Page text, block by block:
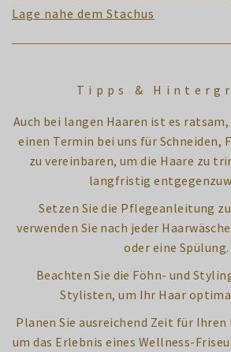
Lage nahe dem Stachus
Tipps &
Auch bei langen Haaren ist es
einen Termin bei uns für Schneiden,
zu vereinbaren, um die Haare zu
langfristig
Setzen Sie die Pflegeanleitung
verwenden Sie nach jeder
oder eine Spülung.
Beachten Sie die Föhn- und
Stylisten, um Ihr Haar
Planen Sie ausreichend Zeit für Ihren
um das Erlebnis eines Wellness-